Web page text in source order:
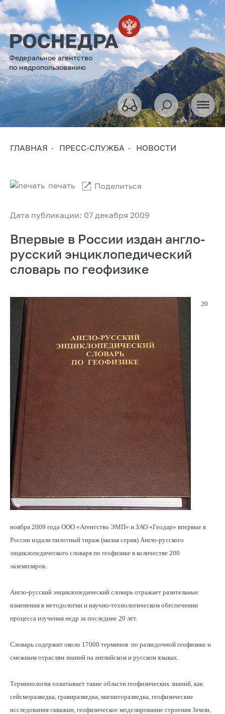
Федеральное агентство
по недропользованию
ГЛАВНАЯ ПРЕСС-СЛУЖБА НОВОСТИ
Дата публикации: 07 декабря 2009
печать Поделиться
Впервые в России издан англо-
русский энциклопедический
словарь по геофизике
20
ноября 2009 года ООО «Агентство ЭМП» и ЗАО «Геодар» впервые в
России издали пилотный тираж (малая серия) Англо-русского
энциклопедического словаря по геофизике в количестве 200
экземпляров.
Англо-русский энциклопедический словарь отражает разительные
изменения в методологии и научно-технологическом обеспечении
процесса изучения недр за последние 20 лет.
Словарь содержит около 17000 терминов по разведочной геофизике и
смежным отраслям знаний на английском и русском языках.
Терминология охватывает такие области геофизических знаний, как
сейсморазведка, гравиразведка, магниторазведка, геофизические
исследования скважин, геофизическое моделирование строения Земли,